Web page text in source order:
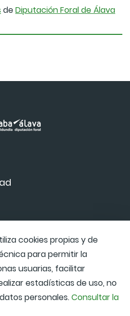
deDiputación Foral de Álava
cookies propias y de
para permitir la
usuarias, facilitar
estadísticas de uso, no
personales.Consultar la